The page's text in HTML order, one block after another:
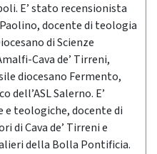
E’ stato recensionista
docente di teologia
di Scienze
Cava de’ Tirreni,
diocesano Fermento,
Salerno. E’
teologiche, docente di
di Cava de’ Tirreni e
della Bolla Pontificia.